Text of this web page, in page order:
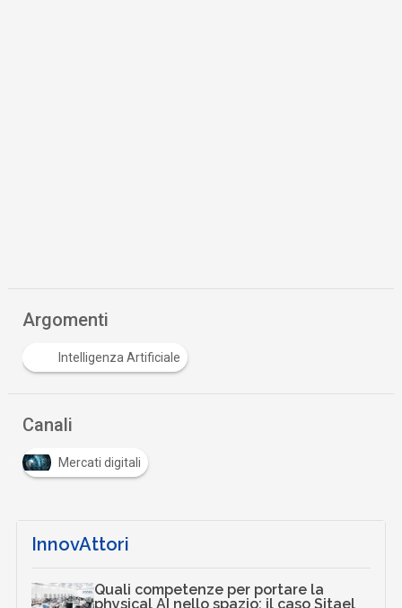
Argomenti
Intelligenza Artificiale
Canali
Mercati digitali
InnovAttori
Quali competenze per portare la
physical AI nello spazio: il caso Sitael